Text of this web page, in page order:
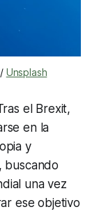
/ Unsplash
el Brexit,
en la
y
buscando
una vez
ese objetivo